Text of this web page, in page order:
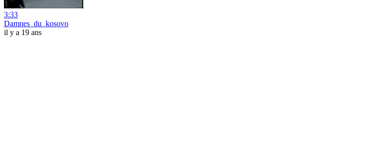
3:33
Damnes_du_kosovo
il y a 19 ans